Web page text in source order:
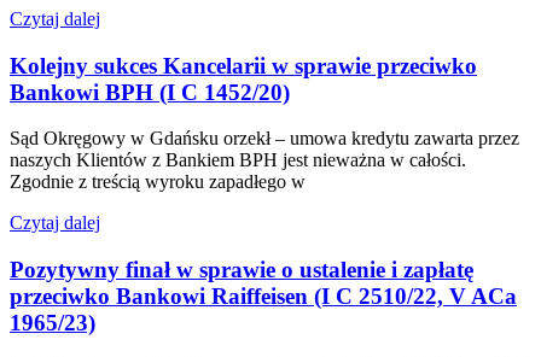
Czytaj dalej
Kolejny sukces Kancelarii w sprawie przeciwko
Bankowi BPH (I C 1452/20)
Sąd Okręgowy w Gdańsku orzekł – umowa kredytu zawarta przez
naszych Klientów z Bankiem BPH jest nieważna w całości.
Zgodnie z treścią wyroku zapadłego w
Czytaj dalej
Pozytywny finał w sprawie o ustalenie i zapłatę
przeciwko Bankowi Raiffeisen (I C 2510/22, V ACa
1965/23)